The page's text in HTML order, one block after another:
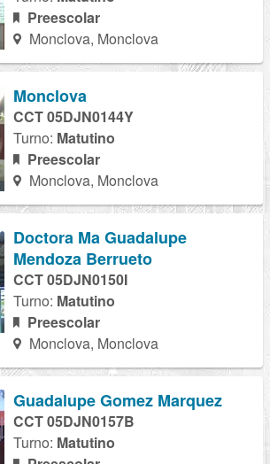
Preescolar
Monclova, Monclova
Monclova
CCT 05DJN0144Y
Turno: Matutino
Preescolar
Monclova, Monclova
Doctora Ma Guadalupe
Mendoza Berrueto
CCT 05DJN0150I
Turno: Matutino
Preescolar
Monclova, Monclova
Guadalupe Gomez Marquez
CCT 05DJN0157B
Turno: Matutino